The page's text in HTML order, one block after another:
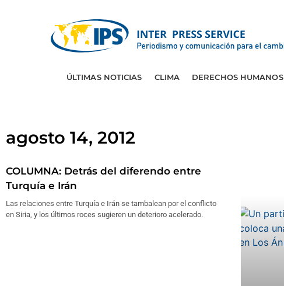
ÚLTIMAS NOTICIAS CLIMA DERECHOS HUMANOS
agosto 14, 2012
COLUMNA: Detrás del diferendo entre
Turquía e Irán
Las relaciones entre Turquía e Irán se tambalean por el conflicto
en Siria, y los últimos roces sugieren un deterioro acelerado.